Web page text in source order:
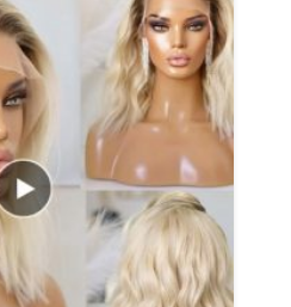
$149.900.
$129.900.